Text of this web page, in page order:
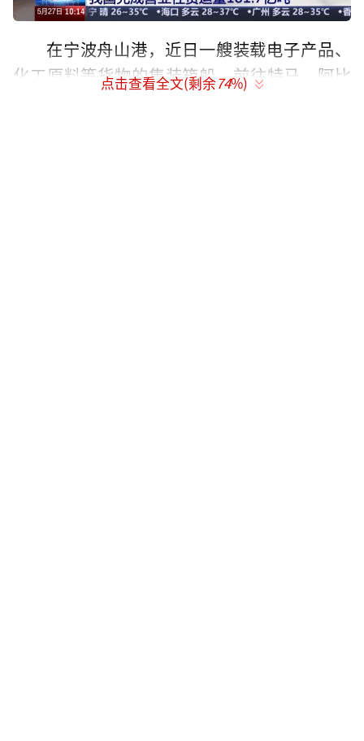
在宁波舟山港，近日一艘装载电子产品、
化工原料等货物的集装箱船，前往特马、阿比
点击查看全文(剩余74%)